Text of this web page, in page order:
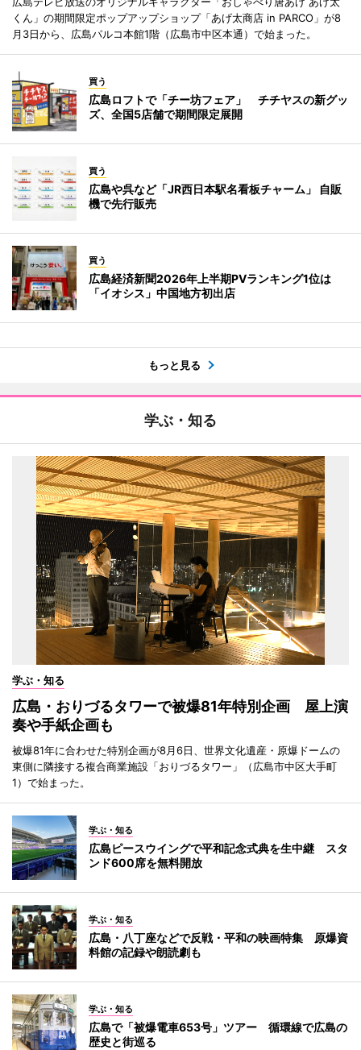
くん」の期間限定ポップアップショップ「あげ太商店 in PARCO」が8
月3日から、広島パルコ本館1階（広島市中区本通）で始まった。
買う
広島ロフトで「チー坊フェア」 チチヤスの新グッ
ズ、全国5店舗で期間限定展開
買う
広島や呉など「JR西日本駅名看板チャーム」 自販
機で先行販売
買う
広島経済新聞2026年上半期PVランキング1位は
「イオシス」中国地方初出店
もっと見る
学ぶ・知る
学ぶ・知る
広島・おりづるタワーで被爆81年特別企画 屋上演
奏や手紙企画も
被爆81年に合わせた特別企画が8月6日、世界文化遺産・原爆ドームの
東側に隣接する複合商業施設「おりづるタワー」（広島市中区大手町
1）で始まった。
学ぶ・知る
広島ピースウイングで平和記念式典を生中継 スタ
ンド600席を無料開放
学ぶ・知る
広島・八丁座などで反戦・平和の映画特集 原爆資
料館の記録や朗読劇も
学ぶ・知る
広島で「被爆電車653号」ツアー 循環線で広島の
歴史と街巡る